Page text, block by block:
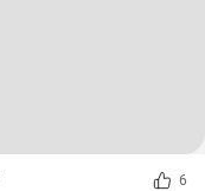
6